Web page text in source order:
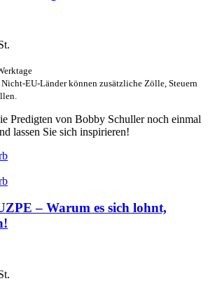
EU-Länder können zusätzliche Zölle, Steuern
Predigten von Bobby Schuller noch einmal
lassen Sie sich inspirieren!
– Warum es sich lohnt,